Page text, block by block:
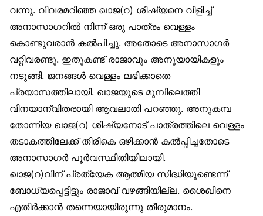
വന്നു. വിവരമറിഞ്ഞ ഖാജ(റ) ശിഷ്യനെ വിളിച്ച്
അനാസാഗറിൽ നിന്ന് ഒരു പാത്രം വെള്ളം
കൊണ്ടുവരാൻ കൽപിച്ചു. അതോടെ അനാസാഗർ
വറ്റിവരണ്ടു. ഇതുകണ്ട് രാജാവും അനുയായികളും
നടുങ്ങി. ജനങ്ങൾ വെള്ളം ലഭിക്കാതെ
പ്രയാസത്തിലായി. ഖാജയുടെ മുമ്പിലെത്തി
വിനയാന്വിതരായി ആവലാതി പറഞ്ഞു. അനുകമ്പ
തോന്നിയ ഖാജ(റ) ശിഷ്യനോട് പാത്രത്തിലെ വെള്ളം
തടാകത്തിലേക്ക് തിരികെ ഒഴിക്കാൻ കൽപ്പിച്ചതോടെ
അനാസാഗർ പൂർവസ്ഥിതിയിലായി.
ഖാജ(റ)വിന് പ്രത്യേക ആത്മീയ സിദ്ധിയുണ്ടെന്ന്
ബോധ്യപ്പെട്ടിട്ടും രാജാവ് വഴങ്ങിയില്ല. ശൈഖിനെ
എതിർക്കാൻ തന്നെയായിരുന്നു തീരുമാനം.